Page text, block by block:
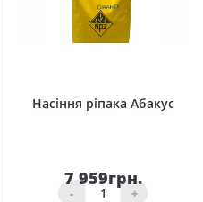
Насіння ріпака Абакус
7 959грн.
- +